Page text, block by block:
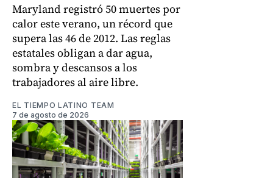
Maryland registró 50 muertes por
calor este verano, un récord que
supera las 46 de 2012. Las reglas
estatales obligan a dar agua,
sombra y descansos a los
trabajadores al aire libre.
EL TIEMPO LATINO TEAM
7 de agosto de 2026